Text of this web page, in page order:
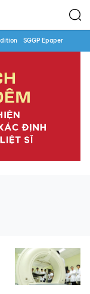
SGGP Epaper